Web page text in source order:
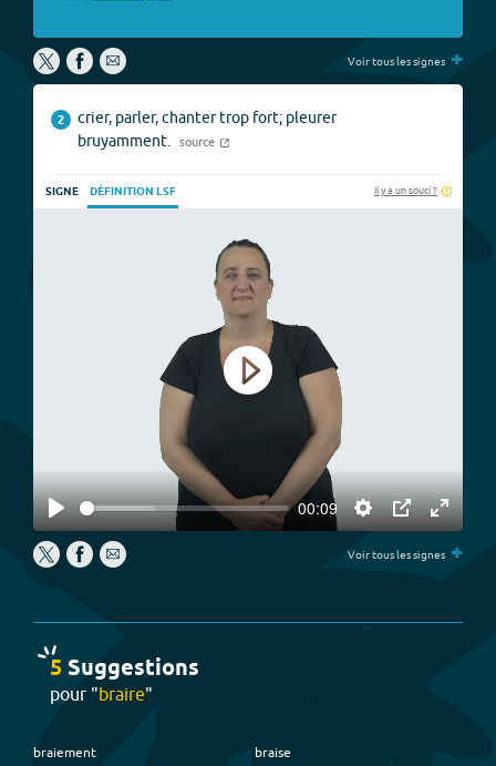
Voir tous les signes +
2
crier, parler, chanter trop fort; pleurer
bruyamment.
source
SIGNE DÉFINITION LSF Il y a un souci ?
Play
00:09
Settings
PIP
Enter
Play
Voir tous les signes +
5Suggestions
pour "braire"
braiement
braise